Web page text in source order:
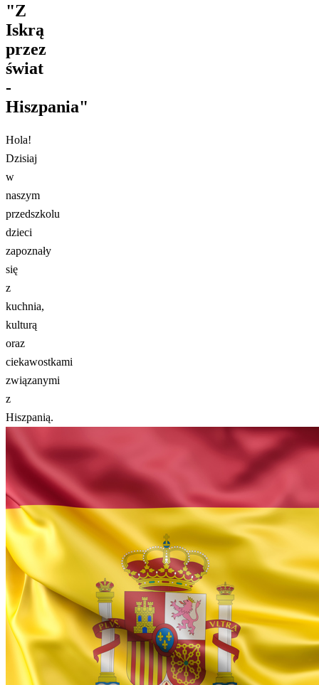
"Z
Iskrą
przez
świat
-
Hiszpania"
Hola!
Dzisiaj
w
naszym
przedszkolu
dzieci
zapoznały
się
z
kuchnia,
kulturą
oraz
ciekawostkami
związanymi
z
Hiszpanią.